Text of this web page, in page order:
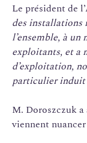
Le président de
des installations
l’ensemble, à
exploitants, et a
d’exploitation,
particulier induit
M. Doroszczuk
viennent